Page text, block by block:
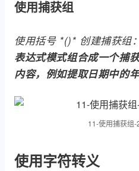
使用捕获组
使用括号 *()* 创建捕获组：
表达式模式组合成一个捕
内容，例如提取日期中的
11-使用捕获组
使用字符转义